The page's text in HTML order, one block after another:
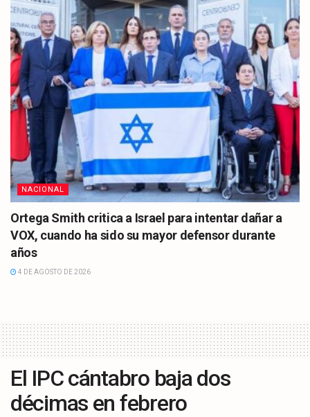
NACIONAL
Ortega Smith critica a Israel para intentar dañar a
VOX, cuando ha sido su mayor defensor durante
años
4 DE AGOSTO DE 2026
El IPC cántabro baja dos
décimas en febrero